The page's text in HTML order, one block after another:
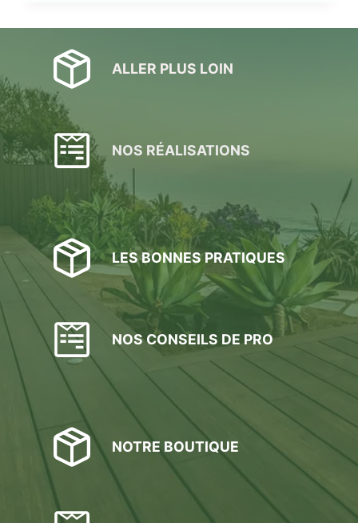
variations.
Les
options
peuvent
être
choisies
sur
du
produit
ALLER PLUS LOIN
NOS RÉALISATIONS
LES BONNES PRATIQUES
NOS CONSEILS DE PRO
NOTRE BOUTIQUE